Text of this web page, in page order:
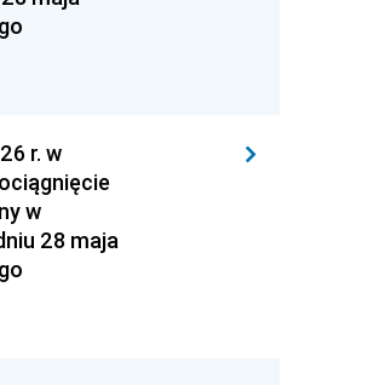
r. w
w
28 maja